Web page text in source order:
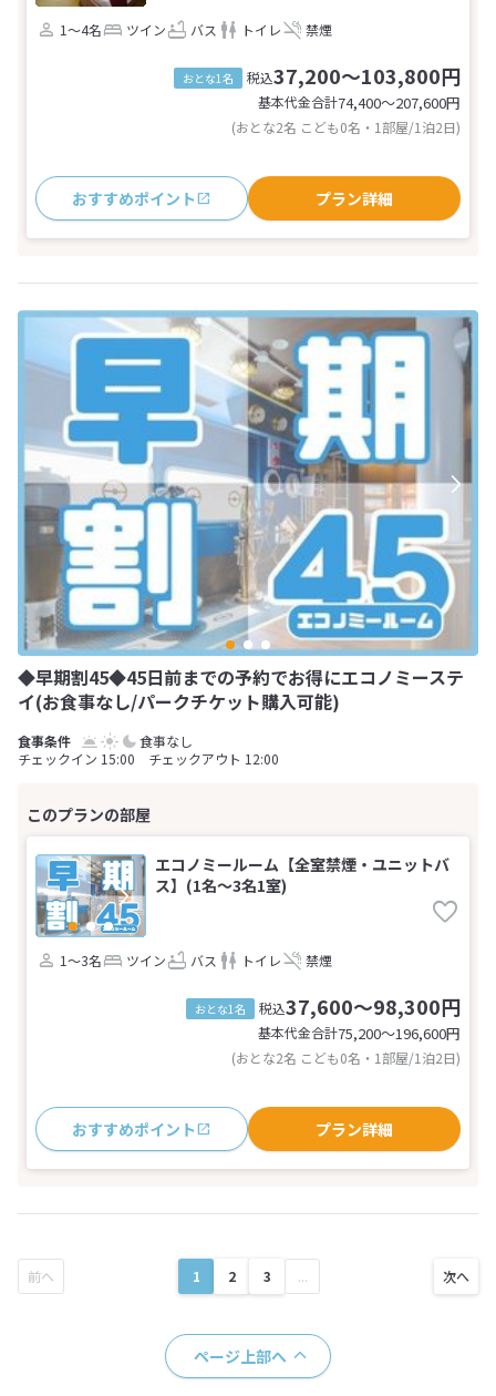
1～4名 ツイン バス トイレ 禁煙
おとな1名 税込37,200～103,800円
基本代金合計74,400〜207,600円
(おとな2名 こども0名・1部屋/1泊2日)
おすすめポイント プラン詳細
◆早期割45◆45日前までの予約でお得にエコノミーステ
イ(お食事なし/パークチケット購入可能)
食事なし
チェックイン 15:00 チェックアウト 12:00
エコノミールーム【全室禁煙・ユニットバ
ス】(1名～3名1室)
1～3名 ツイン バス トイレ 禁煙
おとな1名 税込37,600～98,300円
基本代金合計75,200〜196,600円
(おとな2名 こども0名・1部屋/1泊2日)
おすすめポイント プラン詳細
1 2 3 ...
ページ上部へ